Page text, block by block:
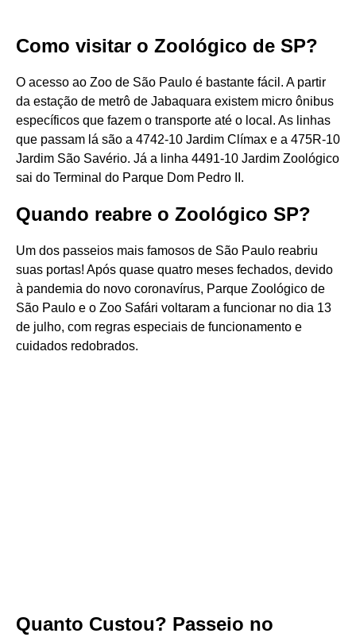
Como visitar o Zoológico de SP?
O acesso ao Zoo de São Paulo é bastante fácil. A partir
da estação de metrô de Jabaquara existem micro ônibus
específicos que fazem o transporte até o local. As linhas
que passam lá são a 4742-10 Jardim Clímax e a 475R-10
Jardim São Savério. Já a linha 4491-10 Jardim Zoológico
sai do Terminal do Parque Dom Pedro II.
Quando reabre o Zoológico SP?
Um dos passeios mais famosos de São Paulo reabriu
suas portas! Após quase quatro meses fechados, devido
à pandemia do novo coronavírus, Parque Zoológico de
São Paulo e o Zoo Safári voltaram a funcionar no dia 13
de julho, com regras especiais de funcionamento e
cuidados redobrados.
Quanto Custou? Passeio no